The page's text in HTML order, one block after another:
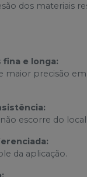
dos materiais
e longa:
maior precisão
escorre do
da aplicação.